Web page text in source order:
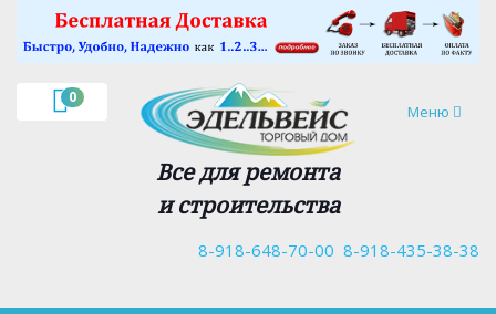
0
Навигация
Меню
Все для ремонта
и строительства
8-918-435-38-38
8-918-648-70-00
×